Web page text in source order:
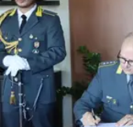
Cosenzachannel.it
Ilvibonese.it